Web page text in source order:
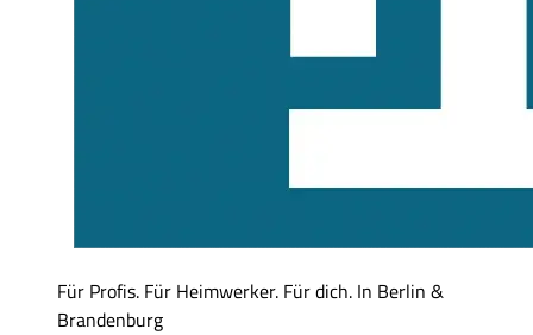
Für Profis. Für Heimwerker. Für dich. In Berlin &
Brandenburg